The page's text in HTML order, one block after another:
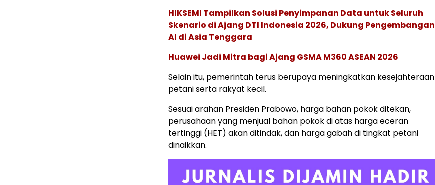
HIKSEMI Tampilkan Solusi Penyimpanan Data untuk Seluruh
Skenario di Ajang DTI Indonesia 2026, Dukung Pengembangan
AI di Asia Tenggara
Huawei Jadi Mitra bagi Ajang GSMA M360 ASEAN 2026
Selain itu, pemerintah terus berupaya meningkatkan kesejahteraan
petani serta rakyat kecil.
Sesuai arahan Presiden Prabowo, harga bahan pokok ditekan,
perusahaan yang menjual bahan pokok di atas harga eceran
tertinggi (HET) akan ditindak, dan harga gabah di tingkat petani
dinaikkan.